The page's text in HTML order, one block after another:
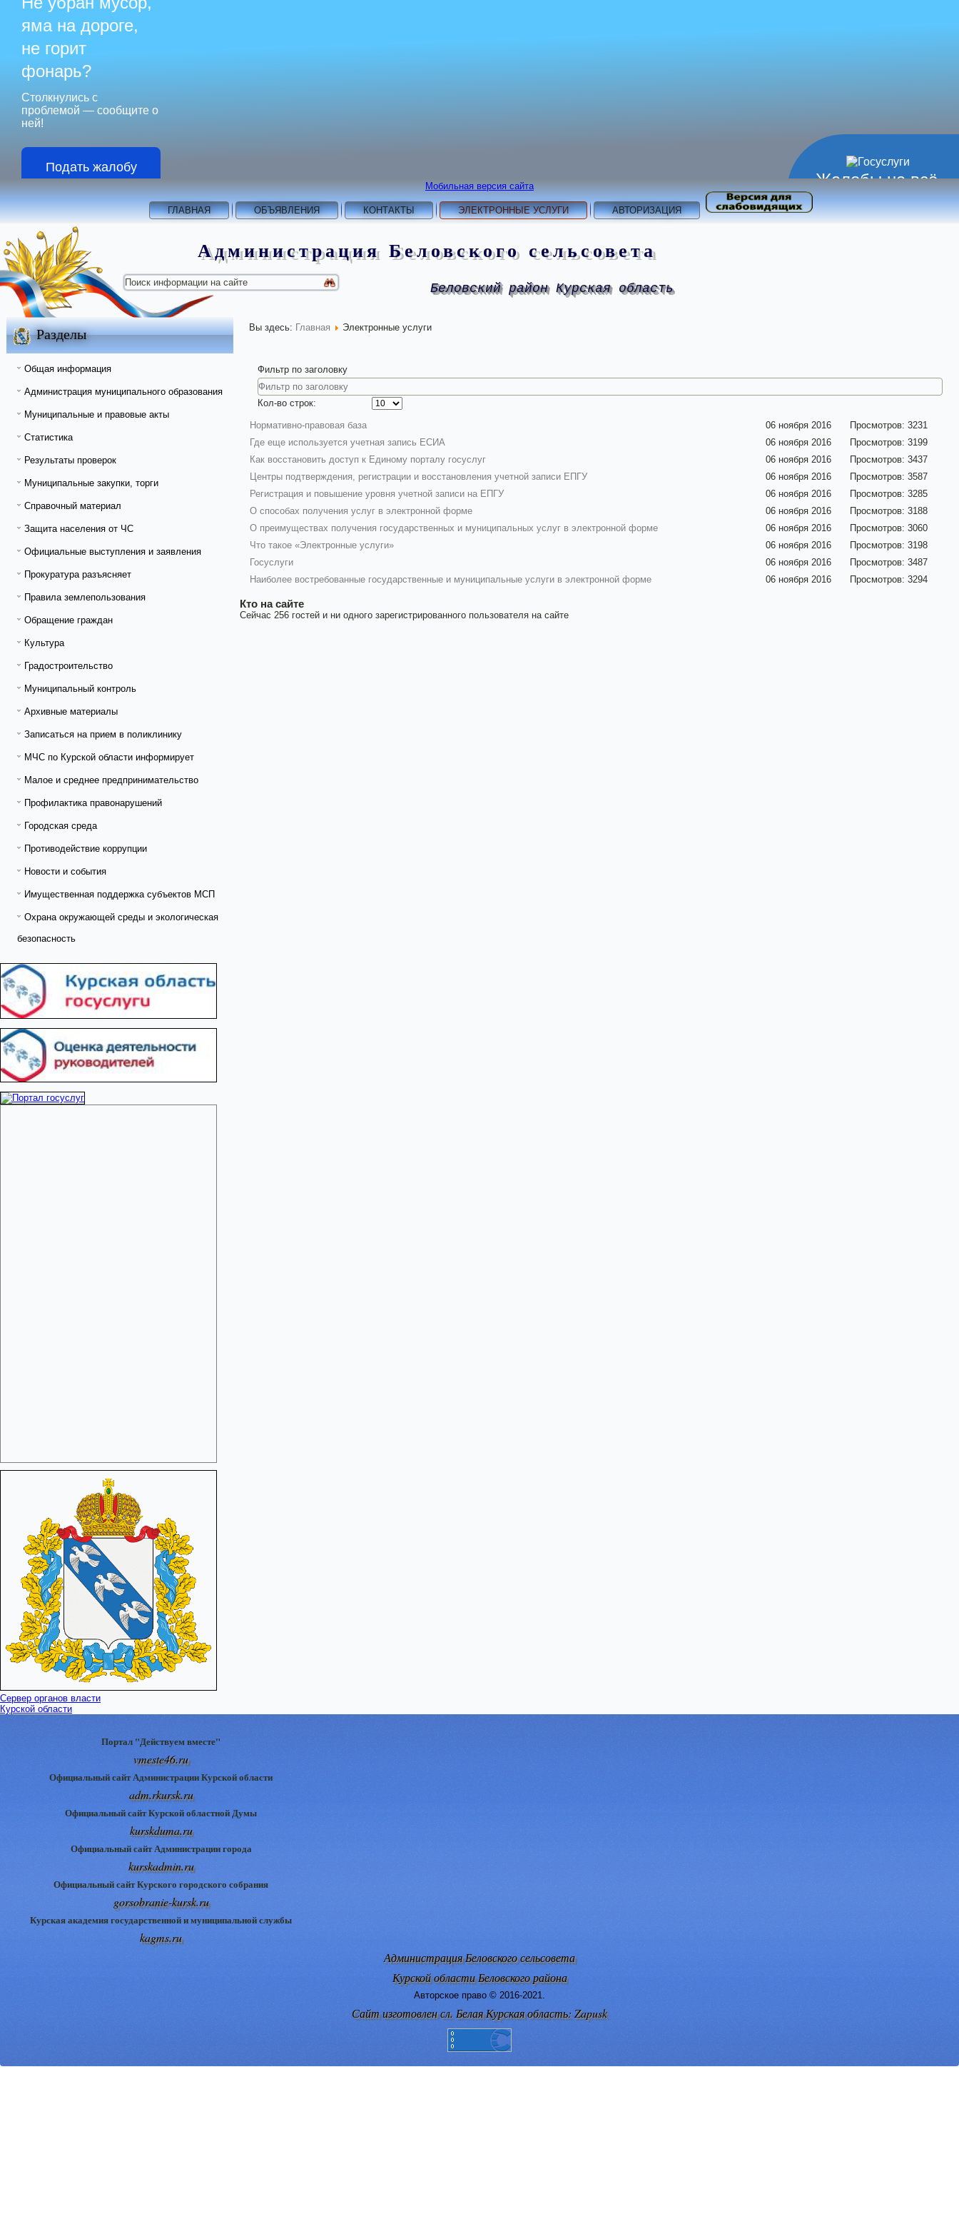
Жалобы на всё
яма на дороге,
не горит
фонарь?
Столкнулись с
проблемой — сообщите о
ней!
Подать жалобу
Мобильная версия сайта
ГЛАВНАЯ ОБЪЯВЛЕНИЯ КОНТАКТЫ ЭЛЕКТРОННЫЕ УСЛУГИ АВТОРИЗАЦИЯ
Администрация Беловского сельсовета
Беловский район Курская область
Разделы
Общая информация
Администрация муниципального образования
Муниципальные и правовые акты
Статистика
Результаты проверок
Муниципальные закупки, торги
Справочный материал
Защита населения от ЧС
Официальные выступления и заявления
Прокуратура разъясняет
Правила землепользования
Обращение граждан
Культура
Градостроительство
Муниципальный контроль
Архивные материалы
Записаться на прием в поликлинику
МЧС по Курской области информирует
Малое и среднее предпринимательство
Профилактика правонарушений
Городская среда
Противодействие коррупции
Новости и события
Имущественная поддержка субъектов МСП
Охрана окружающей среды и экологическая
безопасность
Сервер органов власти
Курской области
Вы здесь: Главная Электронные услуги
Фильтр по заголовку
Кол-во строк:
Нормативно-правовая база 06 ноября 2016
Просмотров: 3231
Где еще используется учетная запись ЕСИА
06 ноября 2016
Просмотров: 3199
Как восстановить доступ к Единому порталу госуслуг
06 ноября 2016
Просмотров: 3437
Центры подтверждения, регистрации и восстановления учетной записи ЕПГУ
06 ноября 2016
Просмотров: 3587
Регистрация и повышение уровня учетной записи на ЕПГУ
06 ноября 2016
Просмотров: 3285
О способах получения услуг в электронной форме
06 ноября 2016
Просмотров: 3188
О преимуществах получения государственных и муниципальных услуг в электронной форме
06 ноября 2016
Просмотров: 3060
Что такое «Электронные услуги»
06 ноября 2016
Просмотров: 3198
Госуслуги
06 ноября 2016
Просмотров: 3487
Наиболее востребованные государственные и муниципальные услуги в электронной форме
06 ноября 2016 Просмотров: 3294
Кто на сайте
Сейчас 256 гостей и ни одного зарегистрированного пользователя на сайте
Портал "Действуем вместе"
vmeste46.ru
Официальный сайт Администрации Курской области
adm.rkursk.ru
Официальный сайт Курской областной Думы
kurskduma.ru
Официальный сайт Администрации города
kurskadmin.ru
Официальный сайт Курского городского собрания
gorsobranie-kursk.ru
Курская академия государственной и муниципальной службы
kagms.ru
Администрация Беловского сельсовета
Курской области Беловского района
Авторское право © 2016-2021.
Сайт изготовлен сл. Белая Курская область: Zapusk